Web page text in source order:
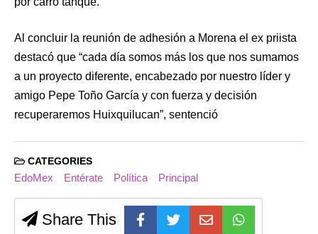
Al concluir la reunión de adhesión a Morena el ex priista
destacó que “cada día somos más los que nos sumamos
a un proyecto diferente, encabezado por nuestro líder y
amigo Pepe Toño García y con fuerza y decisión
recuperaremos Huixquilucan”, sentenció
CATEGORIES
EdoMex Entérate Política Principal
Share This